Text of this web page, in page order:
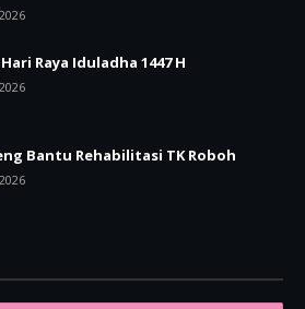
Raya Iduladha 1447 H
Bantu Rehabilitasi TK Roboh